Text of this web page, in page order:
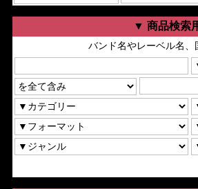
▼ 商品検索
バンド名やレーベル名、